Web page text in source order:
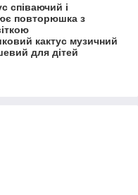
співаючий і
повторюшка з
кактус музичний
для дітей